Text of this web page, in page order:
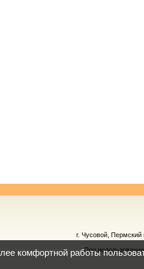
г. Чусовой, Пермский
При
комфортной работы